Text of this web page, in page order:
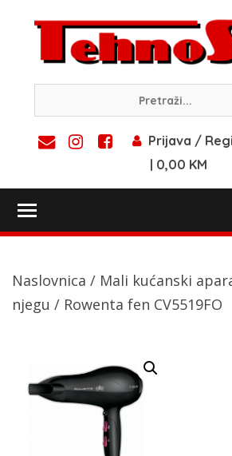
content
Prijava /
| 0,00 KM
Naslovnica / Mali kućanski
njegu / Rowenta fen CV5519FO